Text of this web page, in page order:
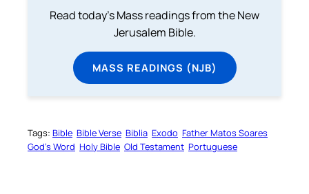
Read today's Mass readings from the New
Jerusalem Bible.
MASS READINGS (NJB)
Tags: Bible Bible Verse Biblia Exodo Father Matos Soares
God’s Word Holy Bible Old Testament Portuguese